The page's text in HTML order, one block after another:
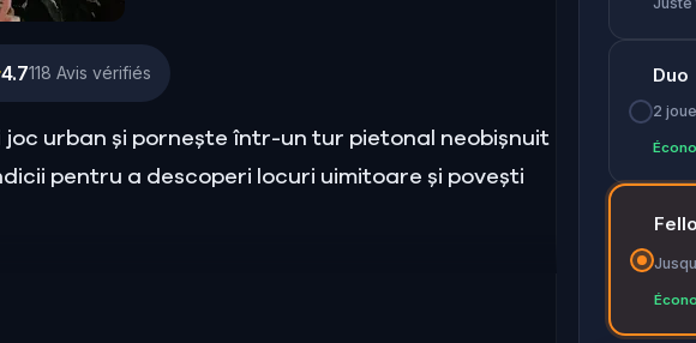
4.7118 Avis vérifiés
urban și pornește într-un tur pietonal neobișnuit
pentru a descoperi locuri uimitoare și povești
detalii istorice sângeroase pe măsură ce vizitezi
locuri mai puțin populare, cum ar fi berăria
Duo
2